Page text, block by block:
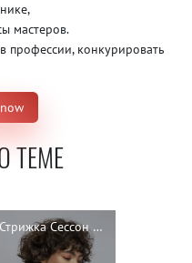
мастеров.
профессии, конкурировать
ТЕМЕ
SASSOON DEMETRIUS | Стрижка Сессон на короткие волосы | ENG SUBS | SASSOON for short and curly hair